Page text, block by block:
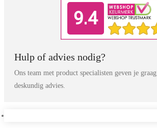
Hulp of advies nodig?
Ons team met product specialisten geven je graag
deskundig advies.